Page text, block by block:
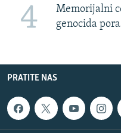
4
Memorijalni
genocida
PRATITE NAS